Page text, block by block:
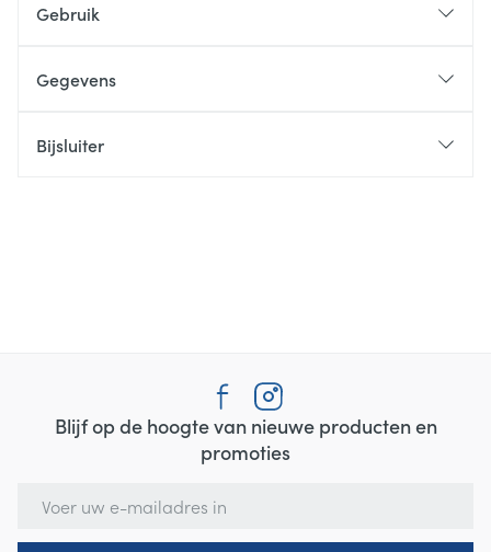
Gebruik
Gegevens
Bijsluiter
Blijf op de hoogte van nieuwe producten en
promoties